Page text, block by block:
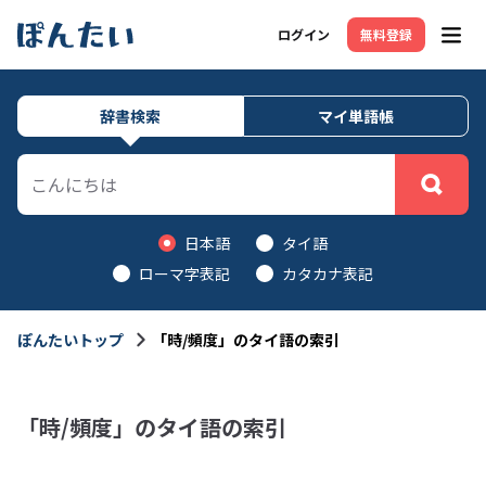
ログイン 無料登録 メニ
辞書検索 マイ単語帳
日本語
タイ語
ローマ字表記
カタカナ表記
ぽんたいトップ 「時/頻度」のタイ語の索引
「時/頻度」のタイ語の索引